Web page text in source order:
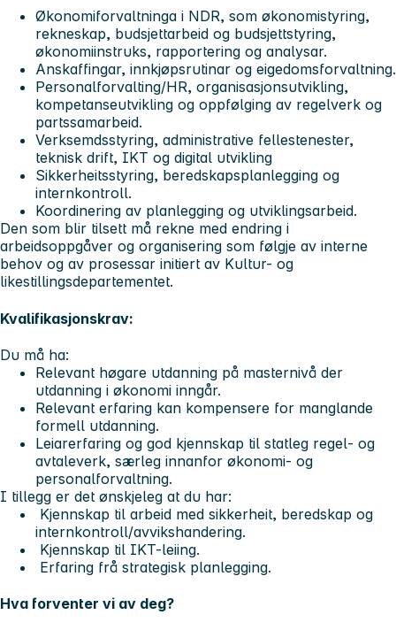
Økonomiforvaltninga i NDR, som økonomistyring,
rekneskap, budsjettarbeid og budsjettstyring,
økonomiinstruks, rapportering og analysar.
Anskaffingar, innkjøpsrutinar og eigedomsforvaltning.
Personalforvalting/HR, organisasjonsutvikling,
kompetanseutvikling og oppfølging av regelverk og
partssamarbeid.
Verksemdsstyring, administrative fellestenester,
teknisk drift, IKT og digital utvikling
Sikkerheitsstyring, beredskapsplanlegging og
internkontroll.
Koordinering av planlegging og utviklingsarbeid.
Den som blir tilsett må rekne med endring i
arbeidsoppgåver og organisering som følgje av interne
behov og av prosessar initiert av Kultur- og
likestillingsdepartementet.
Kvalifikasjonskrav:
Du må ha:
Relevant høgare utdanning på masternivå der
utdanning i økonomi inngår.
Relevant erfaring kan kompensere for manglande
formell utdanning.
Leiarerfaring og god kjennskap til statleg regel- og
avtaleverk, særleg innanfor økonomi- og
personalforvaltning.
I tillegg er det ønskjeleg at du har:
Kjennskap til arbeid med sikkerheit, beredskap og
internkontroll/avvikshandering.
Kjennskap til IKT-leiing.
Erfaring frå strategisk planlegging.
Hva forventer vi av deg?